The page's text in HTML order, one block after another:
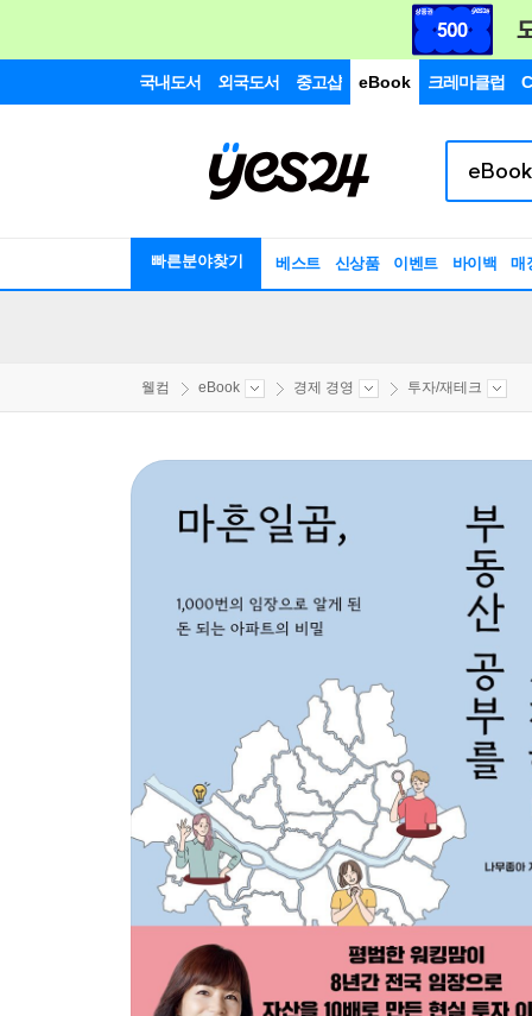
국내도서 외국도서 중고샵 eBook 크레마클럽
빠른분야찾기 베스트 신상품 이벤트 바이백 매
웰컴 eBook 경제 경영 투자/재테크